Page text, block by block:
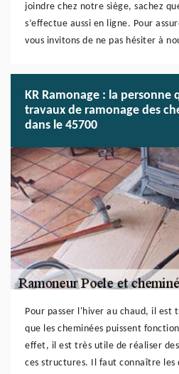
joindre chez notre siège, sachez
s’effectue aussi en ligne. Pour
vous invitons de ne pas hésiter à
KR Ramonage : la personne
travaux de ramonage des
dans le 45700
Pour passer l'hiver au chaud, il est
que les cheminées puissent
effet, il est très utile de réaliser
ces structures. Il faut connaître les